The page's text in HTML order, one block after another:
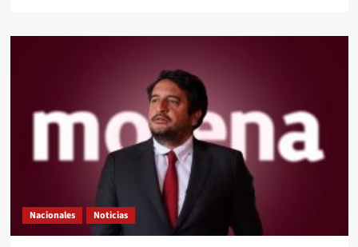
LA
GOBIERNO
DE
MÉXICO
PRESENTA
“ESTACIONES
PABELLÓN
Nacionales Noticias